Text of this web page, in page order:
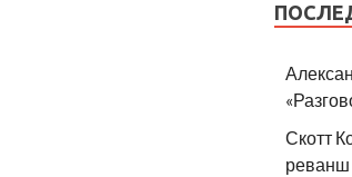
Скотт
реванш